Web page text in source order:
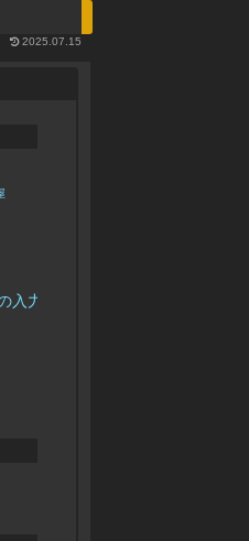
2025.07.15
入力が残り続ける問題